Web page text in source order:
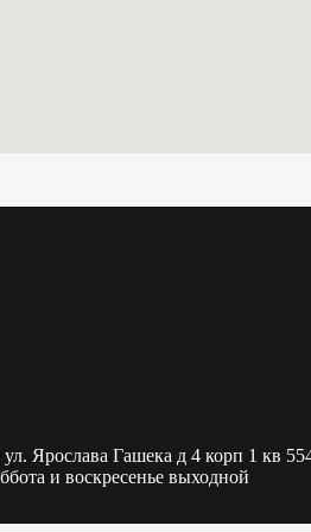
ул. Ярослава Гашека д 4 корп 1 кв
и воскресенье выходной